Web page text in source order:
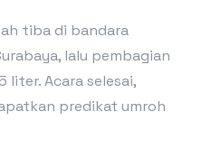
tiba di bandara
lalu pembagian
liter. Acara selesai,
predikat umroh